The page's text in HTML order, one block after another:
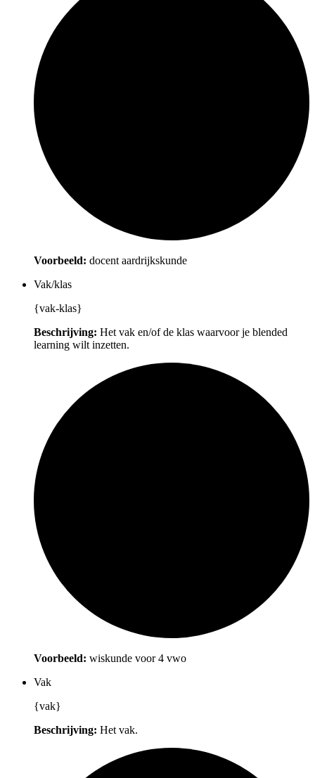
Voorbeeld: docent aardrijkskunde
Vak/klas
{vak-klas}
Beschrijving: Het vak en/of de klas waarvoor je blended
learning wilt inzetten.
Voorbeeld: wiskunde voor 4 vwo
Vak
{vak}
Beschrijving: Het vak.